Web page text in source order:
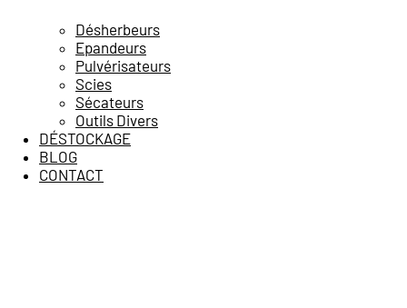
Désherbeurs
Epandeurs
Pulvérisateurs
Scies
Sécateurs
Outils Divers
DÉSTOCKAGE
BLOG
CONTACT